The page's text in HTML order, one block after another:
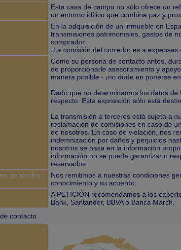
Esta casa de campo no sólo ofrece un
un entorno idílico que combina paz y
En la adquisición de un inmueble en
transmisiones patrimoniales, gastos de
comprador.
¡La comisión del corredor es a expensas
Como su persona de contacto antes,
de proporcionarle asesoramiento y
manera posible - ¡no dude en ponerse
Dado que no determinamos los datos
respecto. Esta exposición sólo está
La transmisión a terceros está sujeta a
reclamación de comisiones en caso de
de nosotros. En caso de violación, nos
indemnización por daños y perjuicios
nosotros se basa en la información
información no se puede garantizar o
reservados.
generales:
Nos remitimos a nuestras condiciones
conocimiento y su acuerdo.
A PETICIÓN recomendamos a los
Bank, Santander, BBVA o Banca March.
contacto